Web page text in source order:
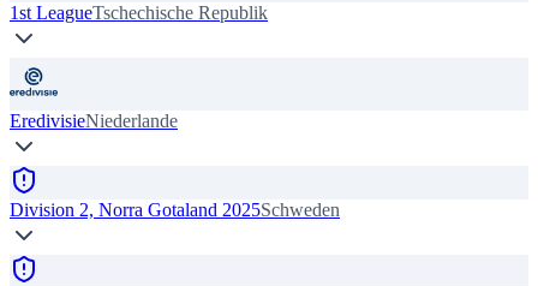
1st LeagueTschechische Republik
EredivisieNiederlande
Division 2, Norra Gotaland 2025Schweden